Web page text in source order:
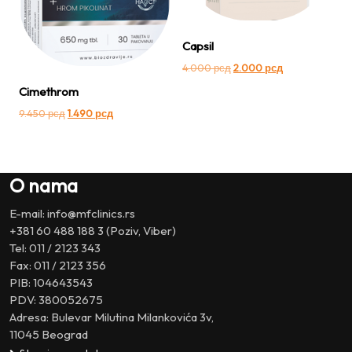
Cimethrom
9.450рсдОригинална
9.450 рсд.
1.490рсд
Capsil
4.000рсдОригинална
2.000рсд
O nama
E-mail: info@mfclinics.rs
+381 60 488 188 3 (Poziv, Viber)
Tel: 011 / 2123 343
Fax: 011 / 2123 356
PIB: 104643543
PDV: 380052675
Adresa: Bulevar Milutina Milankovića 3v,
11045 Beograd